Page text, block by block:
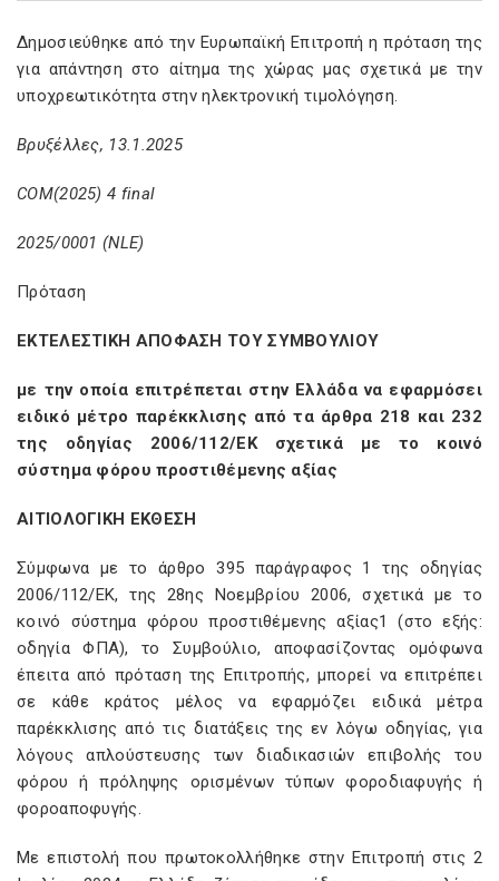
Δημοσιεύθηκε από την Ευρωπαϊκή Επιτροπή η πρόταση της
για απάντηση στο αίτημα της χώρας μας σχετικά με την
υποχρεωτικότητα στην ηλεκτρονική τιμολόγηση.
Βρυξέλλες, 13.1.2025
COM(2025) 4 final
2025/0001 (NLE)
Πρόταση
ΕΚΤΕΛΕΣΤΙΚΗ ΑΠΟΦΑΣΗ ΤΟΥ ΣΥΜΒΟΥΛΙΟΥ
με την οποία επιτρέπεται στην Ελλάδα να εφαρμόσει
ειδικό μέτρο παρέκκλισης από τα άρθρα 218 και 232
της οδηγίας 2006/112/ΕΚ σχετικά με το κοινό
σύστημα φόρου προστιθέμενης αξίας
ΑΙΤΙΟΛΟΓΙΚΗ ΕΚΘΕΣΗ
Σύμφωνα με το άρθρο 395 παράγραφος 1 της οδηγίας
2006/112/ΕΚ, της 28ης Νοεμβρίου 2006, σχετικά με το
κοινό σύστημα φόρου προστιθέμενης αξίας1 (στο εξής:
οδηγία ΦΠΑ), το Συμβούλιο, αποφασίζοντας ομόφωνα
έπειτα από πρόταση της Επιτροπής, μπορεί να επιτρέπει
σε κάθε κράτος μέλος να εφαρμόζει ειδικά μέτρα
παρέκκλισης από τις διατάξεις της εν λόγω οδηγίας, για
λόγους απλούστευσης των διαδικασιών επιβολής του
φόρου ή πρόληψης ορισμένων τύπων φοροδιαφυγής ή
φοροαποφυγής.
Με επιστολή που πρωτοκολλήθηκε στην Επιτροπή στις 2